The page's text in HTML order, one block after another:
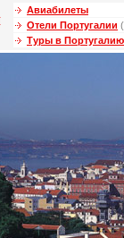
Авиабилеты
Отели Португалии
Туры в Португалию